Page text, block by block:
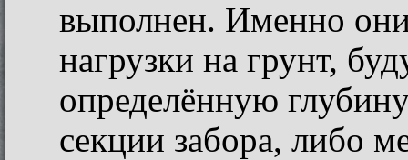
выполнен. Именно
нагрузки на грунт,
определённую
секции забора, либо